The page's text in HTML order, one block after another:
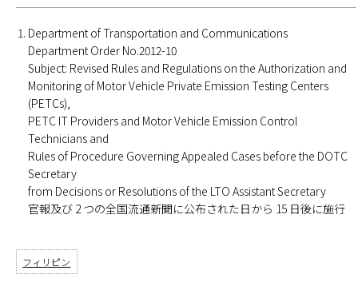
Department of Transportation and Communications
Department Order No.2012-10
Subject: Revised Rules and Regulations on the Authorization and
Monitoring of Motor Vehicle Private Emission Testing Centers
(PETCs),
PETC IT Providers and Motor Vehicle Emission Control
Technicians and
Rules of Procedure Governing Appealed Cases before the DOTC
Secretary
from Decisions or Resolutions of the LTO Assistant Secretary
官報及び 2 つの全国流通新聞に公布された日から 15 日後に施行
フィリピン